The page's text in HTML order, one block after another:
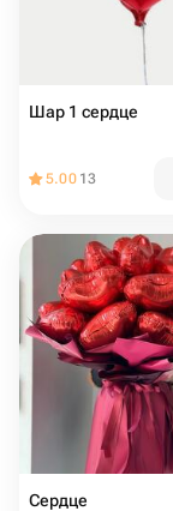
Шар 1 сердце
5.00 13
Сердце